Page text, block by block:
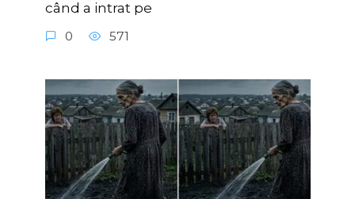
când a intrat pe
0 571